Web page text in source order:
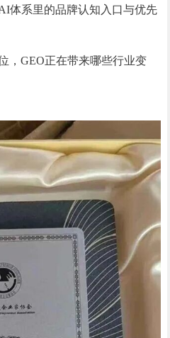
体系里的品牌认知入口与优先
，GEO正在带来哪些行业变